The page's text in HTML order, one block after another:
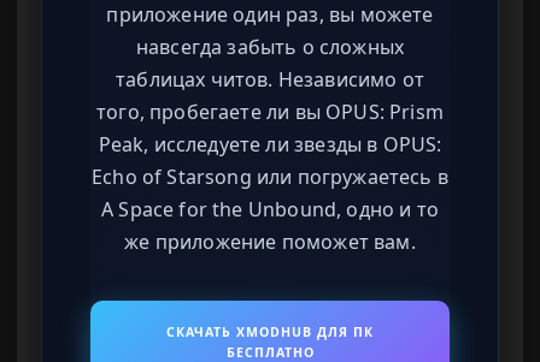
приложение один раз, вы можете
навсегда забыть о сложных
таблицах читов. Независимо от
того, пробегаете ли вы OPUS: Prism
Peak, исследуете ли звезды в OPUS:
Echo of Starsong или погружаетесь в
A Space for the Unbound, одно и то
же приложение поможет вам.
СКАЧАТЬ XMODHUB ДЛЯ ПК
БЕСПЛАТНО